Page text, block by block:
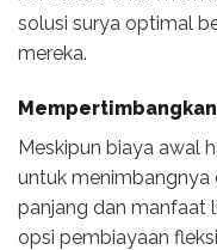
solusi surya optimal
mereka.
Meskipun biaya awal
untuk menimbangnya
panjang dan manfaat
opsi pembiayaan